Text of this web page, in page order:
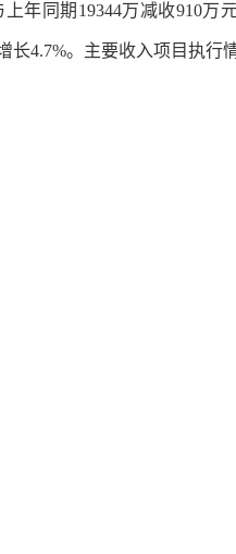
年同期19344万减收910万
4.7%。主要收入项目执行